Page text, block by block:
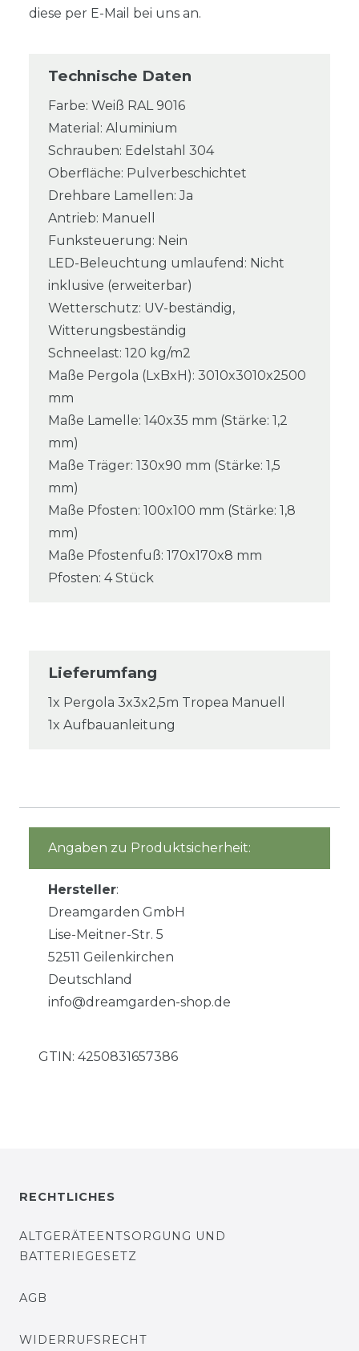
diese per E-Mail bei uns an.
Technische Daten
Farbe: Weiß RAL 9016
Material: Aluminium
Schrauben: Edelstahl 304
Oberfläche: Pulverbeschichtet
Drehbare Lamellen: Ja
Antrieb: Manuell
Funksteuerung: Nein
LED-Beleuchtung umlaufend: Nicht
inklusive (erweiterbar)
Wetterschutz: UV-beständig,
Witterungsbeständig
Schneelast: 120 kg/m2
Maße Pergola (LxBxH): 3010x3010x2500
mm
Maße Lamelle: 140x35 mm (Stärke: 1,2
mm)
Maße Träger: 130x90 mm (Stärke: 1,5
mm)
Maße Pfosten: 100x100 mm (Stärke: 1,8
mm)
Maße Pfostenfuß: 170x170x8 mm
Pfosten: 4 Stück
Lieferumfang
1x Pergola 3x3x2,5m Tropea Manuell
1x Aufbauanleitung
Angaben zu Produktsicherheit:
Hersteller:
Dreamgarden GmbH
Lise-Meitner-Str. 5
52511 Geilenkirchen
Deutschland
info@dreamgarden-shop.de
GTIN: 4250831657386
RECHTLICHES
ALTGERÄTEENTSORGUNG UND
BATTERIEGESETZ
AGB
WIDERRUFSRECHT